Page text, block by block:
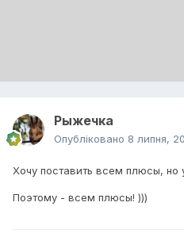
Рыжечка
Опубліковано 8 липня,
Хочу поставить всем плюсы, но
Поэтому - всем плюсы! )))